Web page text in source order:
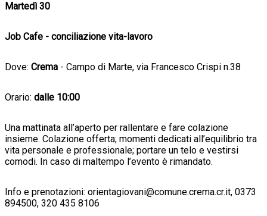
Martedì 30
Job Cafe - conciliazione vita-lavoro
Dove: Crema - Campo di Marte, via Francesco Crispi n.38
Orario: dalle 10:00
Una mattinata all’aperto per rallentare e fare colazione
insieme. Colazione offerta; momenti dedicati all’equilibrio tra
vita personale e professionale; portare un telo e vestirsi
comodi. In caso di maltempo l’evento è rimandato.
Info e prenotazioni: orientagiovani@comune.crema.cr.it, 0373
894500, 320 435 8106